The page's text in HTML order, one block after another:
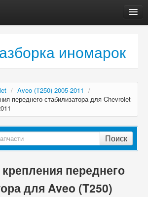
/ Aveo (T250) 2005-2011 /
переднего стабилизатора для Chevrolet
Поиск
переднего
для Aveo (T250)